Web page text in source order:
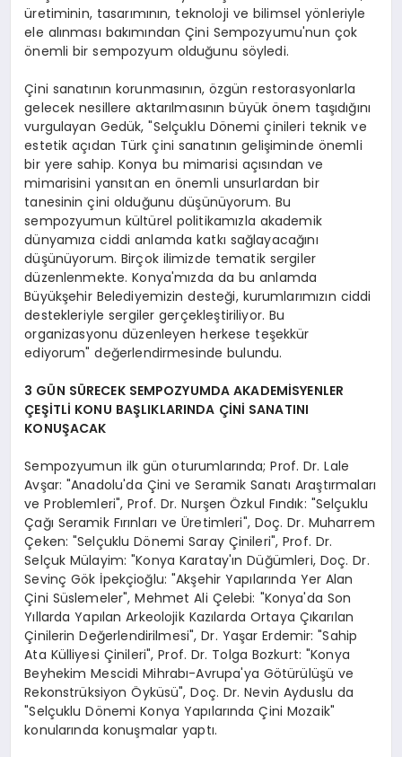
üretiminin, tasarımının, teknoloji ve bilimsel yönleriyle
ele alınması bakımından Çini Sempozyumu'nun çok
önemli bir sempozyum olduğunu söyledi.
Çini sanatının korunmasının, özgün restorasyonlarla
gelecek nesillere aktarılmasının büyük önem taşıdığını
vurgulayan Gedük, "Selçuklu Dönemi çinileri teknik ve
estetik açıdan Türk çini sanatının gelişiminde önemli
bir yere sahip. Konya bu mimarisi açısından ve
mimarisini yansıtan en önemli unsurlardan bir
tanesinin çini olduğunu düşünüyorum. Bu
sempozyumun kültürel politikamızla akademik
dünyamıza ciddi anlamda katkı sağlayacağını
düşünüyorum. Birçok ilimizde tematik sergiler
düzenlenmekte. Konya'mızda da bu anlamda
Büyükşehir Belediyemizin desteği, kurumlarımızın ciddi
destekleriyle sergiler gerçekleştiriliyor. Bu
organizasyonu düzenleyen herkese teşekkür
ediyorum" değerlendirmesinde bulundu.
3 GÜN SÜRECEK SEMPOZYUMDA AKADEMİSYENLER
ÇEŞİTLİ KONU BAŞLIKLARINDA ÇİNİ SANATINI
KONUŞACAK
Sempozyumun ilk gün oturumlarında; Prof. Dr. Lale
Avşar: "Anadolu'da Çini ve Seramik Sanatı Araştırmaları
ve Problemleri", Prof. Dr. Nurşen Özkul Fındık: "Selçuklu
Çağı Seramik Fırınları ve Üretimleri", Doç. Dr. Muharrem
Çeken: "Selçuklu Dönemi Saray Çinileri", Prof. Dr.
Selçuk Mülayim: "Konya Karatay'ın Düğümleri, Doç. Dr.
Sevinç Gök İpekçioğlu: "Akşehir Yapılarında Yer Alan
Çini Süslemeler", Mehmet Ali Çelebi: "Konya'da Son
Yıllarda Yapılan Arkeolojik Kazılarda Ortaya Çıkarılan
Çinilerin Değerlendirilmesi", Dr. Yaşar Erdemir: "Sahip
Ata Külliyesi Çinileri", Prof. Dr. Tolga Bozkurt: "Konya
Beyhekim Mescidi Mihrabı-Avrupa'ya Götürülüşü ve
Rekonstrüksiyon Öyküsü", Doç. Dr. Nevin Ayduslu da
"Selçuklu Dönemi Konya Yapılarında Çini Mozaik"
konularında konuşmalar yaptı.